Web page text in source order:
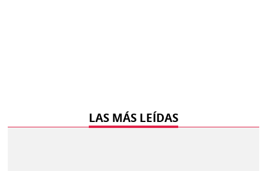
LAS MÁS LEÍDAS